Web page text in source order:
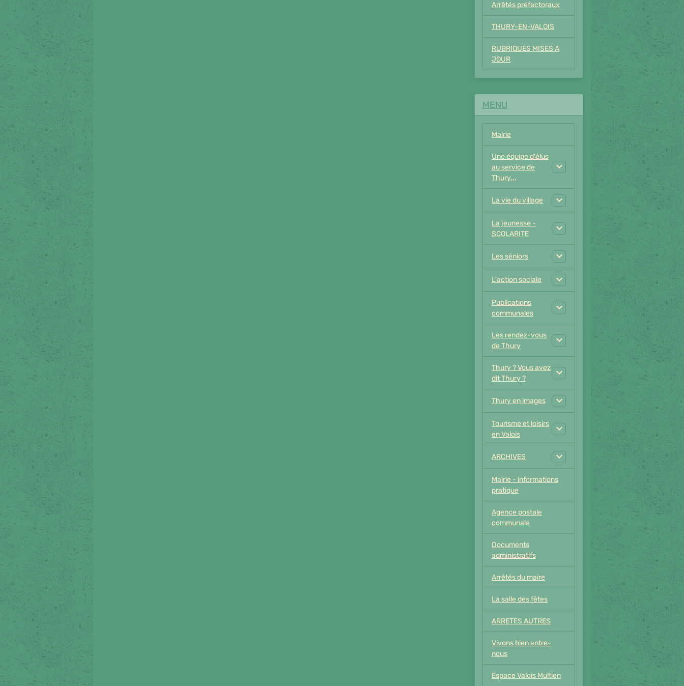
Arrêtés préfectoraux
THURY-EN-VALOIS
RUBRIQUES MISES A
JOUR
MENU
Mairie
Une équipe d'élus
au service de
Thury...
La vie du village
La jeunesse -
SCOLARITE
Les séniors
L'action sociale
Publications
communales
Les rendez-vous
de Thury
Thury ? Vous avez
dit Thury ?
Thury en images
Tourisme et loisirs
en Valois
ARCHIVES
Mairie - informations
pratique
Agence postale
communale
Documents
administratifs
Arrêtés du maire
La salle des fêtes
ARRETES AUTRES
Vivons bien entre-
nous
Espace Valois Multien